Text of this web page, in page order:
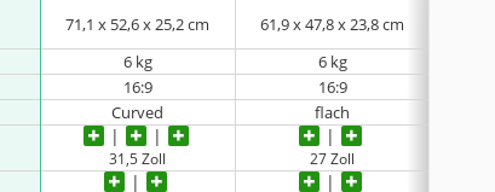
71,1 x 52,6 x 25,2 cm 61,9 x 47,8 x 23,8 cm
6 kg
6 kg
16:9
16:9
Curved
flach
31,5 Zoll 27 Zoll